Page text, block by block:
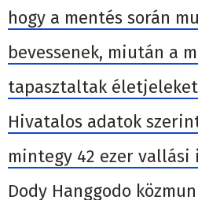
hogy a mentés során
bevessenek, miután a
tapasztaltak
Hivatalos adatok
mintegy 42 ezer
Dody Hanggodo